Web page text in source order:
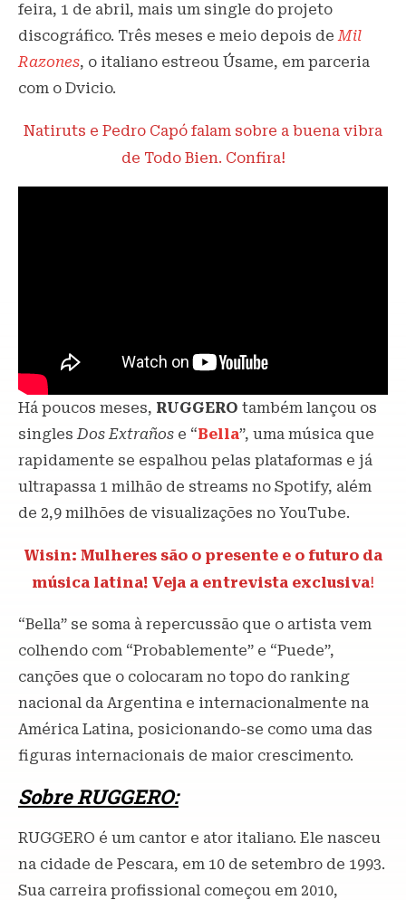
feira, 1 de abril, mais um single do projeto
discográfico. Três meses e meio depois deMil
Razones, o italiano estreou Úsame, em parceria
com o Dvicio.
Natiruts e Pedro Capó falam sobre a buena vibra
de Todo Bien. Confira!
Há poucos meses, RUGGERO também lançou os
singlesDos Extraños e “Bella”, uma música que
rapidamente se espalhou pelas plataformas e já
ultrapassa 1 milhão de streams no Spotify, além
de 2,9 milhões de visualizações no YouTube.
Wisin: Mulheres são o presente e o futuro da
música latina! Veja a entrevista exclusiva!
“Bella” se soma à repercussão que o artista vem
colhendo com “Probablemente” e “Puede”,
canções que o colocaram no topo do ranking
nacional da Argentina e internacionalmente na
América Latina, posicionando-se como uma das
figuras internacionais de maior crescimento.
Sobre RUGGERO:
RUGGERO é um cantor e ator italiano. Ele nasceu
na cidade de Pescara, em 10 de setembro de 1993.
Sua carreira profissional começou em 2010,